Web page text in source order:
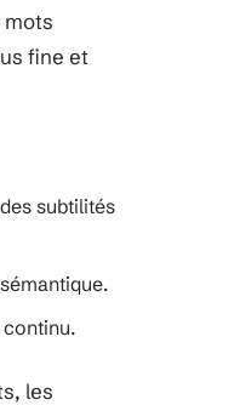
mots
fine et
subtilités
continu.
les